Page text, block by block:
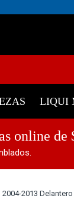
LIQUI
online de
2013 Delantero